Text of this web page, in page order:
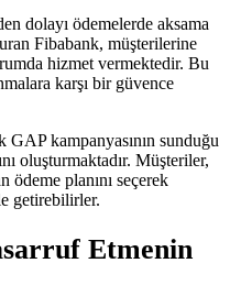
dolayı ödemelerde aksama
Fibabank, müşterilerine
hizmet vermektedir. Bu
karşı bir güvence
kampanyasının sunduğu
oluşturmaktadır. Müşteriler,
ödeme planını seçerek
getirebilirler.
Etmenin